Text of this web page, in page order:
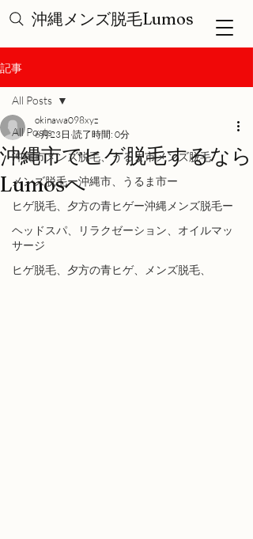
沖縄メンズ脱毛Lumos
記事
All Posts
沖縄市メンズ脱毛、うるま市メンズ脱毛
メンズ脱毛ー沖縄市、うるま市ー
ヒゲ脱毛、夕方の青ヒゲー沖縄メンズ脱毛ー
ヘッドスパ、リラクゼーション、オイルマッ
サージ
ヒゲ脱毛、夕方の青ヒゲ、メンズ脱毛、
All Posts
沖縄市でヒゲ脱毛するなら
Lumosへ
okinawa098xyz
6月23日 読了時間: 0分